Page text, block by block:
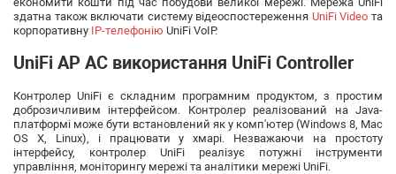
здатна також включати систему відеоспостереження UniFi Video та
корпоративну IP-телефонію UniFi VoIP.
UniFi AP AC використання UniFi Controller
Контролер UniFi є складним програмним продуктом, з простим
доброзичливим інтерфейсом. Контролер реалізований на Java-
платформі може бути встановлений як у комп'ютер (Windows 8, Mac
OS X, Linux), і працювати у хмарі. Незважаючи на простоту
інтерфейсу, контролер UniFi реалізує потужні інструменти
управління, моніторингу мережі та аналітики мережі UniFi.